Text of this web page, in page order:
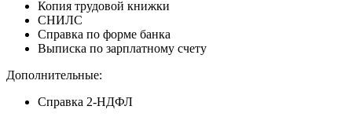
Копия трудовой книжки
СНИЛС
Справка по форме банка
Выписка по зарплатному счету
Дополнительные:
Справка 2-НДФЛ